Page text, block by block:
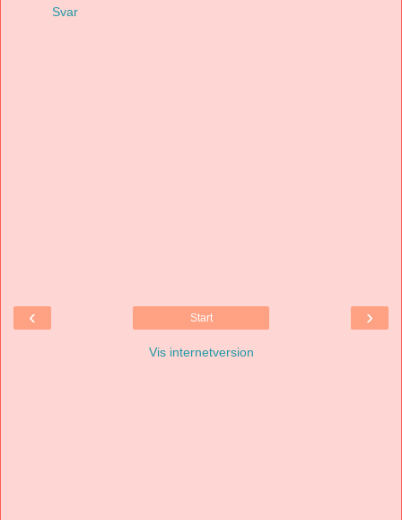
Svar
‹ ›
Start
Vis internetversion